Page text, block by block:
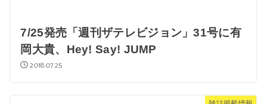
7/25発売「週刊ザテレビジョン」31号に有
岡大貴、Hey! Say! JUMP
2018.07.25